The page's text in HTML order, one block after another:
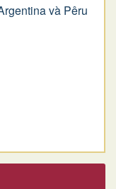
và Pêru